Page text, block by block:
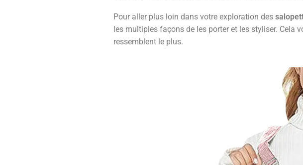
Pour aller plus loin dans votre exploration des
les multiples façons de les porter et les styliser. Cela
ressemblent le plus.